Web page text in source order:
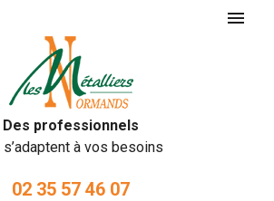
menu
Des professionnels
s’adaptent à vos besoins
02 35 57 46 07